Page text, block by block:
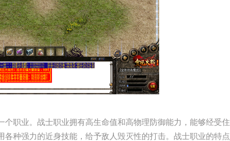
职业。战士职业拥有高生命值和高物理防御能力，能够经受住
种强力的近身技能，给予敌人毁灭性的打击。战士职业的特点